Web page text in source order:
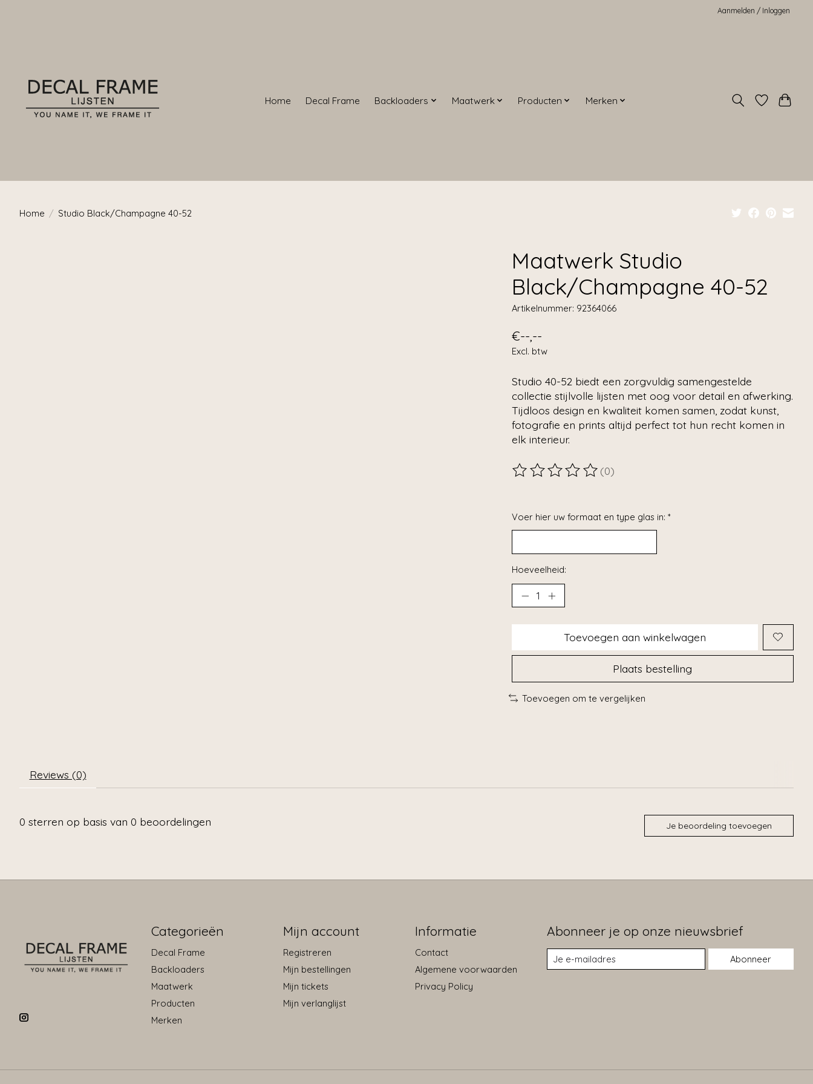
Aanmelden / Inloggen
Home Decal Frame Backloaders Maatwerk Producten Merken
Home / Studio Black/Champagne 40-52
Maatwerk Studio
Black/Champagne 40-52
Artikelnummer: 92364066
€--,--
Excl. btw
Studio 40-52 biedt een zorgvuldig samengestelde
collectie stijlvolle lijsten met oog voor detail en afwerking.
Tijdloos design en kwaliteit komen samen, zodat kunst,
fotografie en prints altijd perfect tot hun recht komen in
elk interieur.
De beoordeling van dit product is
(0)
Voer hier uw formaat en type glas in: *
Hoeveelheid:
Toevoegen aan winkelwagen
Plaats bestelling
Toevoegen om te vergelijken
Reviews (0)
0 sterren op basis van 0 beoordelingen Je beoordeling toevoegen
Categorieën
Decal Frame
Backloaders
Maatwerk
Producten
Merken
Mijn account
Registreren
Mijn bestellingen
Mijn tickets
Mijn verlanglijst
Informatie
Contact
Algemene voorwaarden
Privacy Policy
Abonneer je op onze nieuwsbrief
Abonneer